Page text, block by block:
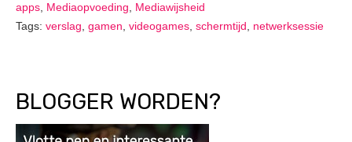
apps, Mediaopvoeding, Mediawijsheid
Tags: verslag, gamen, videogames, schermtijd, netwerksessie
BLOGGER WORDEN?